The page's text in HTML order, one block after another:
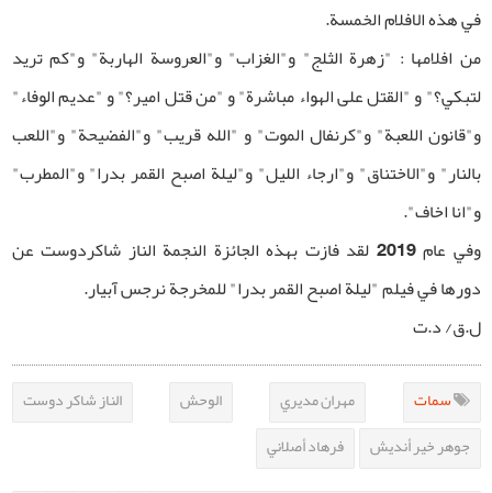
في هذه الافلام الخمسة.
من افلامها : "زهرة الثلج" و"الغزاب" و"العروسة الهاربة" و"كم تريد
لتبكي؟" و "القتل على الهواء مباشرة" و "من قتل امير؟" و "عديم الوفاء"
و"قانون اللعبة" و"كرنفال الموت" و "الله قريب" و"الفضيحة" و"اللعب
بالنار" و"الاختناق" و"ارجاء الليل" و"ليلة اصبح القمر بدرا" و"المطرب"
و"انا اخاف".
وفي عام 2019 لقد فازت بهذه الجائزة النجمة الناز شاكردوست عن
دورها في فيلم "ليلة اصبح القمر بدرا" للمخرجة نرجس آبيار.
ل.ق/ د.ت
سمات مهران مديري الوحش
الناز شاكر دوست
جوهر خير أنديش
فرهاد أصلاني